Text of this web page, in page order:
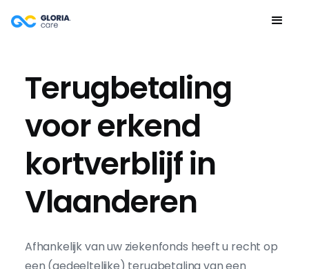
Terugbetaling
voor erkend
kortverblijf in
Vlaanderen
Afhankelijk van uw ziekenfonds heeft u recht op